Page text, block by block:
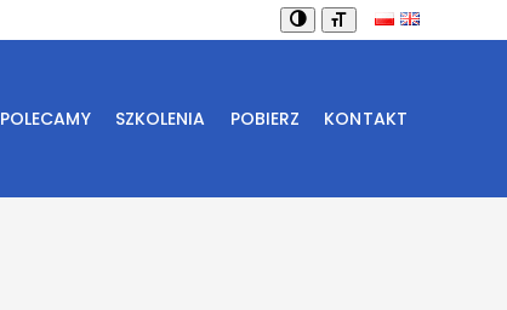
POLECAMY SZKOLENIA POBIERZ KONTAKT